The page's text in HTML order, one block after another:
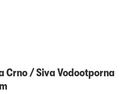
Crno / Siva Vodootporna